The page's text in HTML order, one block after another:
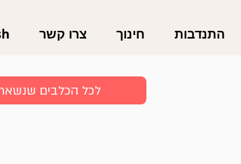
התנדבות חינוך צרו קשר
לכל הכלבים